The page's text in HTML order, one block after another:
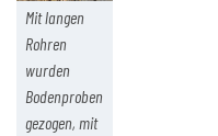
Mit langen
Rohren
wurden
Bodenproben
gezogen, mit